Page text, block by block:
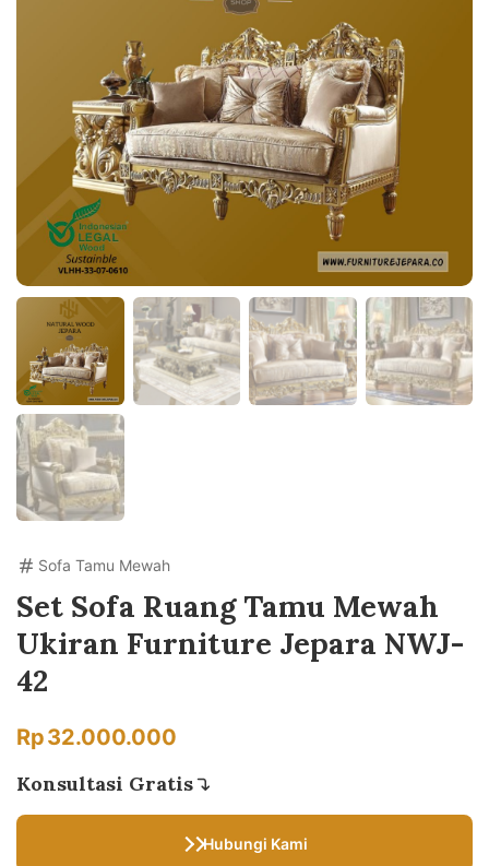
Sofa Tamu Mewah
Set Sofa Ruang Tamu Mewah
Ukiran Furniture Jepara NWJ-
42
Rp32.000.000
Konsultasi Gratis
Hubungi Kami